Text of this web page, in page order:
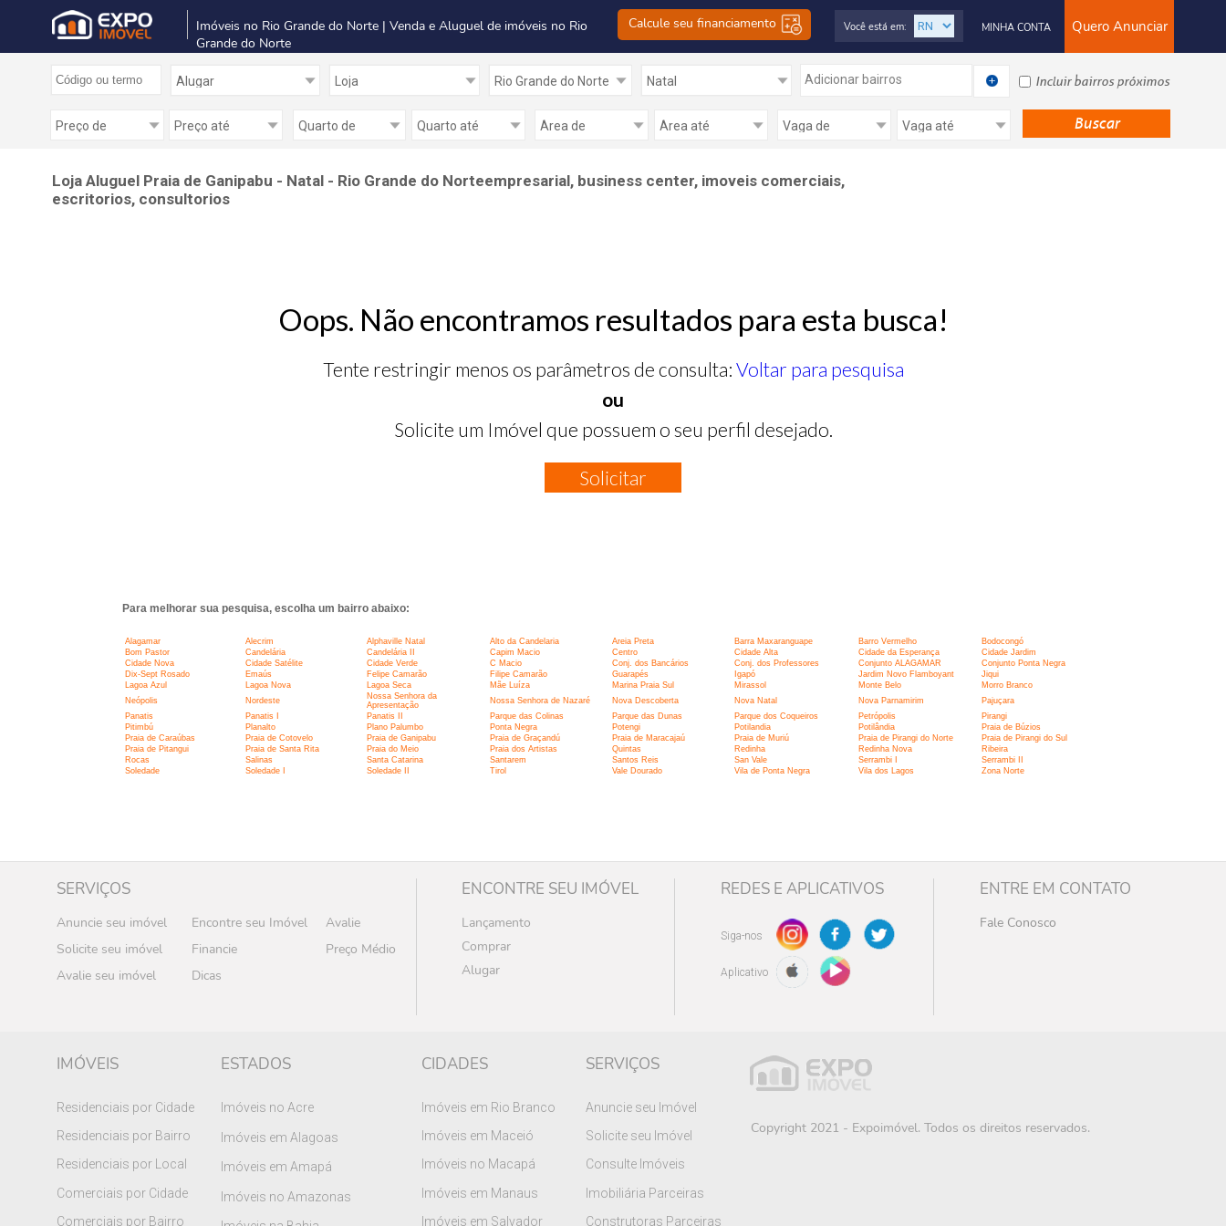
Imóveis no Rio Grande do Norte | Venda e Aluguel de imóveis no Rio
Grande do Norte
Calcule seu financiamento Quero Anunciar
MINHA CONTA
Você está em:
Adicionar bairros Incluir bairros próximos
Loja Aluguel Praia de Ganipabu - Natal - Rio Grande do Norteempresarial, business center, imoveis comerciais,
escritorios, consultorios
Oops. Não encontramos resultados para esta busca!
Tente restringir menos os parâmetros de consulta: Voltar para pesquisa
ou
Solicite um Imóvel que possuem o seu perfil desejado.
Solicitar
Para melhorar sua pesquisa, escolha um bairro abaixo:
Alagamar Alecrim Alphaville Natal Alto da Candelaria Areia Preta Barra Maxaranguape Barro Vermelho
Bodocongó
Bom Pastor
Candelária Candelária II Capim Macio Centro Cidade Alta Cidade da Esperança
Cidade Jardim
Cidade Nova
Cidade Satélite Cidade Verde C Macio Conj. dos Bancários Conj. dos Professores Conjunto ALAGAMAR
Conjunto Ponta Negra
Dix-Sept Rosado
Emaús Felipe Camarão Filipe Camarão Guarapés Igapó Jardim Novo Flamboyant
Jiqui
Lagoa Azul
Lagoa Nova Lagoa Seca Mãe Luíza Marina Praia Sul Mirassol Monte Belo
Morro Branco
Neópolis
Nordeste
Nossa Senhora da
Apresentação
Nossa Senhora de Nazaré Nova Descoberta Nova Natal Nova Parnamirim
Pajuçara
Panatis
Panatis I Panatis II Parque das Colinas Parque das Dunas Parque dos Coqueiros Petrópolis
Pirangi
Pitimbú
Planalto Plano Palumbo Ponta Negra Potengi Potilandia Potilândia
Praia de Búzios
Praia de Caraúbas
Praia de Cotovelo Praia de Ganipabu Praia de Graçandú Praia de Maracajaú Praia de Muriú Praia de Pirangi do Norte
Praia de Pirangi do Sul
Praia de Pitangui
Praia de Santa Rita Praia do Meio Praia dos Artistas Quintas Redinha Redinha Nova
Ribeira
Rocas
Salinas Santa Catarina Santarem Santos Reis San Vale Serrambi I
Serrambi II
Soledade
Soledade I Soledade II Tirol Vale Dourado Vila de Ponta Negra Vila dos Lagos Zona Norte
SERVIÇOS
Anuncie seu imóvel Encontre seu Imóvel
Avalie
Solicite seu imóvel
Financie
Preço Médio
Avalie seu imóvel
Dicas
ENCONTRE SEU IMÓVEL
Lançamento
Comprar
Alugar
REDES E APLICATIVOS
Siga-nos
Aplicativo
ENTRE EM CONTATO
Fale Conosco
IMÓVEIS
Residenciais por Cidade
Residenciais por Bairro
Residenciais por Local
Comerciais por Cidade
Comerciais por Bairro
ESTADOS
Imóveis no Acre
Imóveis em Alagoas
Imóveis em Amapá
Imóveis no Amazonas
CIDADES
Imóveis em Rio Branco
Imóveis em Maceió
Imóveis no Macapá
Imóveis em Manaus
Imóveis em Salvador
SERVIÇOS
Anuncie seu Imóvel
Solicite seu Imóvel
Consulte Imóveis
Imobiliária Parceiras
Construtoras Parceiras
Copyright 2021 - Expoimóvel. Todos os direitos reservados.